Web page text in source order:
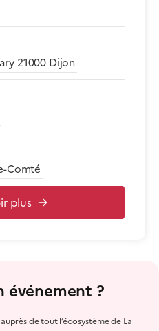
21000 Dijon​
Comté
plus
événement ?
de tout l’écosystème de La